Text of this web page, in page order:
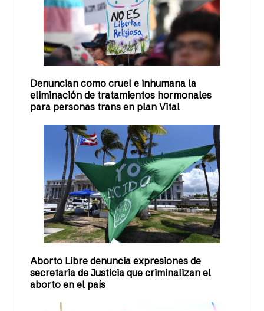
Denuncian como cruel e inhumana la
eliminación de tratamientos hormonales
para personas trans en plan Vital
Aborto Libre denuncia expresiones de
secretaria de Justicia que criminalizan el
aborto en el país